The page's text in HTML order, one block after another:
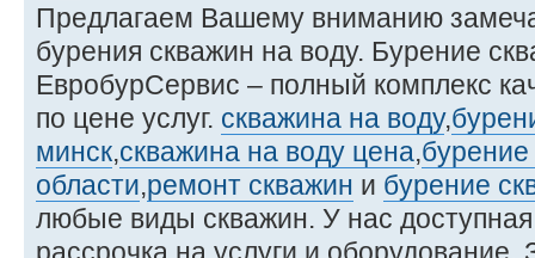
Предлагаем Вашему вниманию
бурения скважин на воду. Бурение
ЕвробурСервис – полный комплекс
по цене услуг. скважина на воду,
минск,скважина на воду цена,
области,ремонт скважин и бурение
любые виды скважин. У нас
рассрочка на услуги и оборудование.